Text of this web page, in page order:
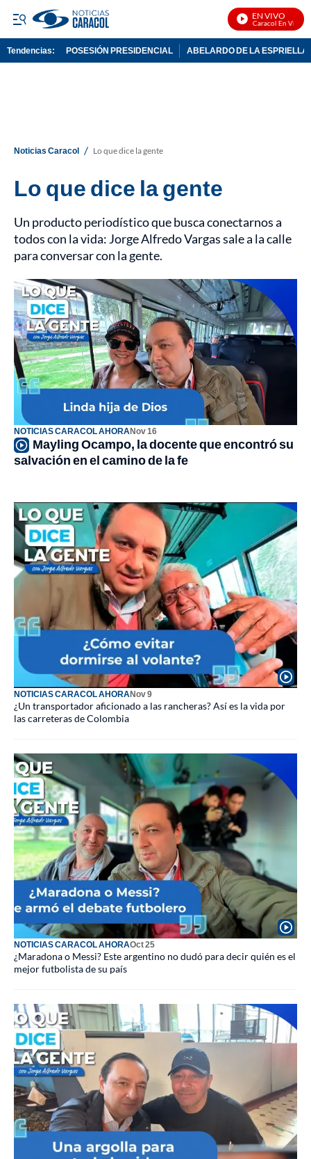
EN VIVO
Noticias Caracol En Vivo
Tendencias: POSESIÓN PRESIDENCIAL ABELARDO DE LA ESPRIELLA
Noticias Caracol / Lo que dice la gente
Lo que dice la gente
Un producto periodístico que busca conectarnos a
todos con la vida: Jorge Alfredo Vargas sale a la calle
para conversar con la gente.
NOTICIAS CARACOL AHORANov 16
Mayling Ocampo, la docente que encontró su
salvación en el camino de la fe
NOTICIAS CARACOL AHORANov 9
¿Un transportador aficionado a las rancheras? Así es la vida por
las carreteras de Colombia
NOTICIAS CARACOL AHORAOct 25
¿Maradona o Messi? Este argentino no dudó para decir quién es el
mejor futbolista de su país